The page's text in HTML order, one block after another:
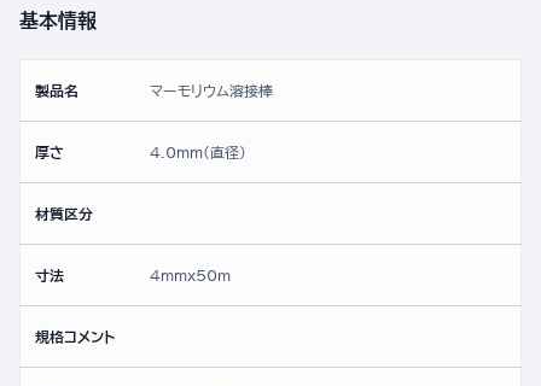
基本情報
製品名 マーモリウム溶接棒
厚さ 4.0mm(直径)
材質区分
寸法 4mmx50ｍ
規格コメント